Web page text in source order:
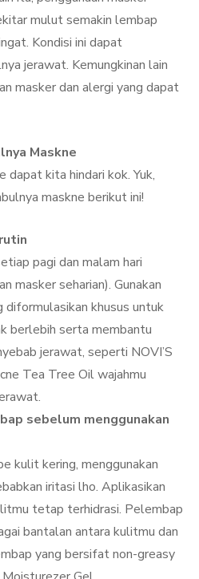
mulut semakin lembap
Kondisi ini dapat
jerawat. Kemungkinan lain
masker dan alergi yang dapat
Maskne
dapat kita hindari kok. Yuk,
maskne berikut ini!
pagi dan malam hari
masker seharian). Gunakan
diformulasikan khusus untuk
berlebih serta membantu
jerawat, seperti NOVI’S
Tea Tree Oil wajahmu
sebelum menggunakan
kulit kering, menggunakan
iritasi lho. Aplikasikan
tetap terhidrasi. Pelembap
bantalan antara kulitmu dan
yang bersifat non-greasy